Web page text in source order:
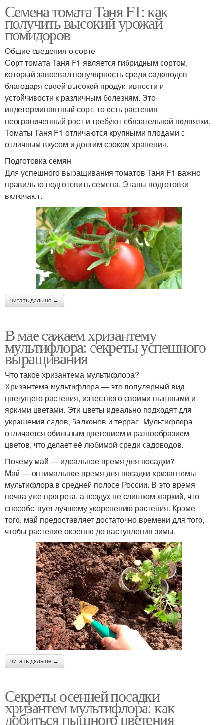
Семена томата Таня F1: как
получить высокий урожай
помидоров
Общие сведения о сорте
Сорт томата Таня F1 является гибридным сортом,
который завоевал популярность среди садоводов
благодаря своей высокой продуктивности и
устойчивости к различным болезням. Это
индетерминантный сорт, то есть растения
неограниченный рост и требуют обязательной подвязки.
Томаты Таня F1 отличаются крупными плодами с
отличным вкусом и долгим сроком хранения.
Подготовка семян
Для успешного выращивания томатов Таня F1 важно
правильно подготовить семена. Этапы подготовки
включают:
читать дальше →
В мае сажаем хризантему
мультифлора: секреты успешного
выращивания
Что такое хризантема мультифлора?
Хризантема мультифлора — это популярный вид
цветущего растения, известного своими пышными и
яркими цветами. Эти цветы идеально подходят для
украшения садов, балконов и террас. Мультифлора
отличается обильным цветением и разнообразием
цветов, что делает её любимой среди садоводов.
Почему май — идеальное время для посадки?
Май — оптимальное время для посадки хризантемы
мультифлора в средней полосе России. В это время
почва уже прогрета, а воздух не слишком жаркий, что
способствует лучшему укоренению растения. Кроме
того, май предоставляет достаточно времени для того,
чтобы растение окрепло до наступления зимы.
читать дальше →
Секреты осенней посадки
хризантем мультифлора: как
добиться пышного цветения